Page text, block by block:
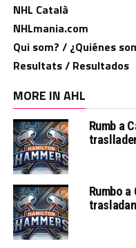
NHL Català
NHLmania.com
Qui som? / ¿Quiénes
Resultats / Resultados
MORE IN AHL
Rumb a
Rumbo